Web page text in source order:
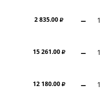
2 835.00 –
15 261.00 –
12 180.00 –